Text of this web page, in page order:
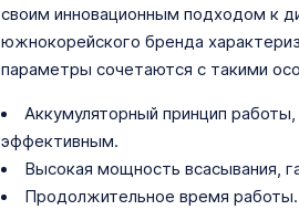
своим инновационным подходом к
южнокорейского бренда
параметры сочетаются с такими
Аккумуляторный принцип
эффективным.
Высокая мощность всасывания,
Продолжительное время